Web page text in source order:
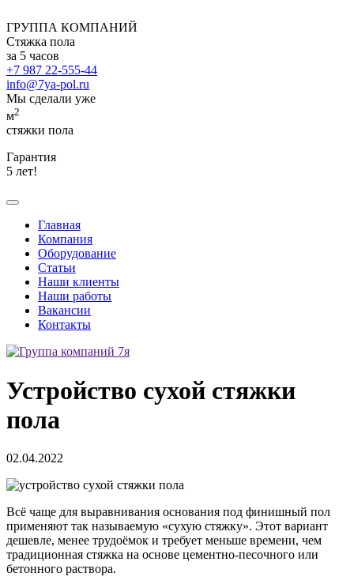
ГРУППА КОМПАНИЙ
Стяжка пола
за 5 часов
+7 987 22-555-44
info@7ya-pol.ru
Мы сделали уже
м2
стяжки пола
Гарантия
5 лет!
Главная
Компания
Оборудование
Статьи
Наши клиенты
Наши работы
Вакансии
Контакты
Устройство сухой стяжки
пола
02.04.2022
Всё чаще для выравнивания основания под финишный пол
применяют так называемую «сухую стяжку». Этот вариант
дешевле, менее трудоёмок и требует меньше времени, чем
традиционная стяжка на основе цементно-песочного или
бетонного раствора.